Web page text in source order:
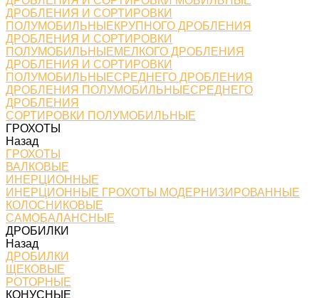
ДРОБЛЕНИЯ И СОРТИРОВКИ
ПОЛУМОБИЛЬНЫЕКРУПНОГО ДРОБЛЕНИЯ
ДРОБЛЕНИЯ И СОРТИРОВКИ
ПОЛУМОБИЛЬНЫЕМЕЛКОГО ДРОБЛЕНИЯ
ДРОБЛЕНИЯ И СОРТИРОВКИ
ПОЛУМОБИЛЬНЫЕСРЕДНЕГО ДРОБЛЕНИЯ
ДРОБЛЕНИЯ ПОЛУМОБИЛЬНЫЕСРЕДНЕГО
ДРОБЛЕНИЯ
СОРТИРОВКИ ПОЛУМОБИЛЬНЫЕ
ГРОХОТЫ
Назад
ГРОХОТЫ
ВАЛКОВЫЕ
ИНЕРЦИОННЫЕ
ИНЕРЦИОННЫЕ ГРОХОТЫ МОДЕРНИЗИРОВАННЫЕ
КОЛОСНИКОВЫЕ
САМОБАЛАНСНЫЕ
ДРОБИЛКИ
Назад
ДРОБИЛКИ
ЩЕКОВЫЕ
РОТОРНЫЕ
КОНУСНЫЕ